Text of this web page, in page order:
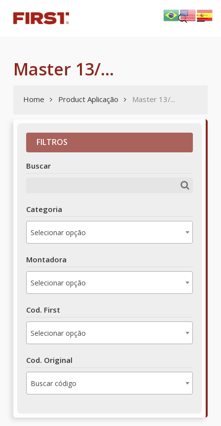
main
search
Menu
Master 13/...
Home Product Aplicação Master 13/...
FILTROS
Buscar
Categoria
Selecionar opção
Montadora
Selecionar opção
Cod. First
Selecionar opção
Cod. Original
Buscar código